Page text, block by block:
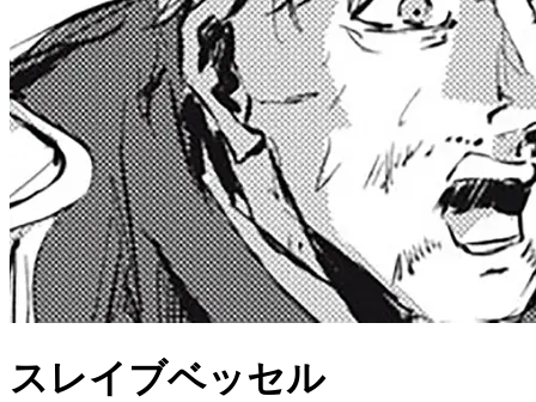
スレイブベッセル